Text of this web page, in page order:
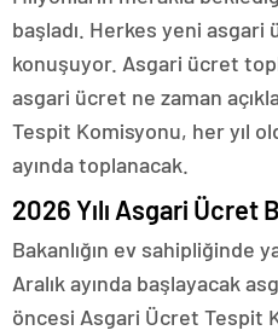
başladı. Herkes yeni asgari
konuşuyor. Asgari ücret
asgari ücret ne zaman
Tespit Komisyonu, her yıl
ayında toplanacak.
2026 Yılı Asgari Ücret
Bakanlığın ev sahipliğinde
Aralık ayında başlayacak
öncesi Asgari Ücret Tespit